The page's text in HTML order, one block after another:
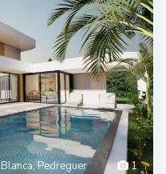
1
Pedreguer